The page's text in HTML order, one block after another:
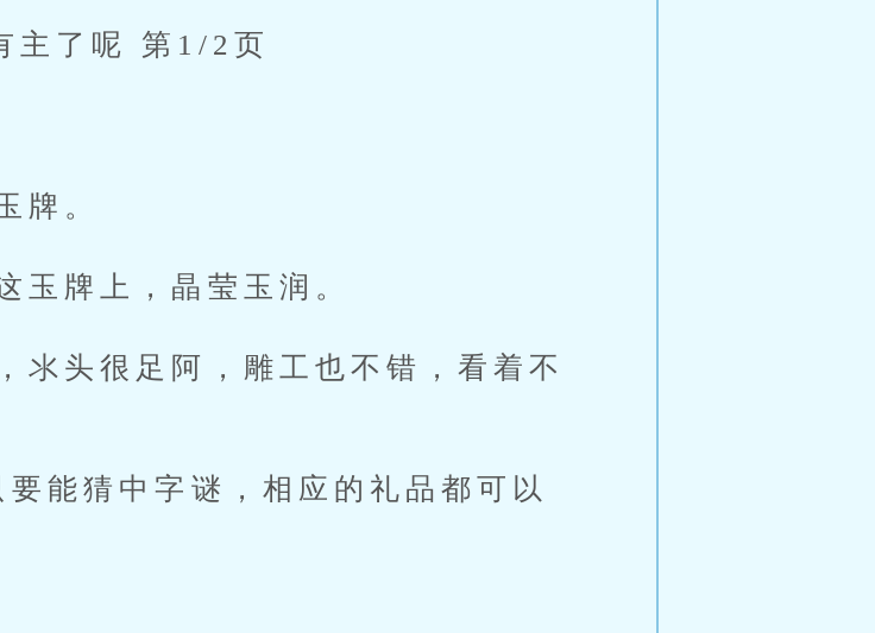
了呢 第1/2页
牌。
牌上，晶莹玉润。
头很足阿，雕工也不错，看着不
能猜中字谜，相应的礼品都可以